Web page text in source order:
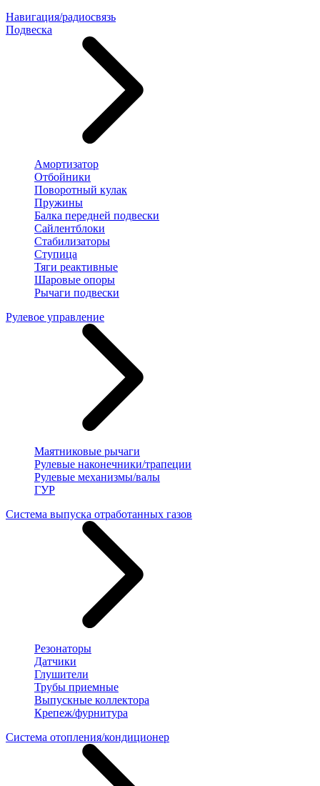
Навигация/радиосвязь
Подвеска
Амортизатор
Отбойники
Поворотный кулак
Пружины
Балка передней подвески
Сайлентблоки
Стабилизаторы
Ступица
Тяги реактивные
Шаровые опоры
Рычаги подвески
Рулевое управление
Маятниковые рычаги
Рулевые наконечники/трапеции
Рулевые механизмы/валы
ГУР
Система выпуска отработанных газов
Резонаторы
Датчики
Глушители
Трубы приемные
Выпускные коллектора
Крепеж/фурнитура
Система отопления/кондиционер